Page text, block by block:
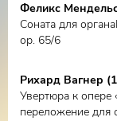
Феликс
Соната для
ор. 65/6
Рихард Вагнер
Увертюра к опере
переложение для